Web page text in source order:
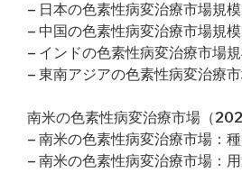
– 日本の色素性病変治療市場規模
– 中国の色素性病変治療市場規模
– インドの色素性病変治療市場
– 東南アジアの色素性病変治療
南米の色素性病変治療市場（
– 南米の色素性病変治療市場：
– 南米の色素性病変治療市場：